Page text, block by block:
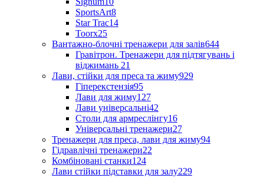
SportsArt8
Star Trac14
Toorx25
Вантажно-блочні тренажери для залів644
Гравітрон. Тренажери для підтягувань і
віджимань 21
Лави, стійки для преса та жиму929
Гіперекстензія95
Лави для жиму127
Лави універсальні42
Столи для армреслінгу16
Універсальні тренажери27
Тренажери для преса, лави для жиму94
Гідравлічні тренажери22
Комбіновані станки124
Лави стійки підставки для залу229